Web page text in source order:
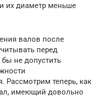
их диаметр меньше
валов после
перед
не допустить
Рассмотрим теперь, как
имеющий довольно